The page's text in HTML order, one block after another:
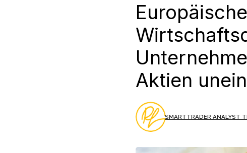
Aktien
SMARTTRADER ANALYST